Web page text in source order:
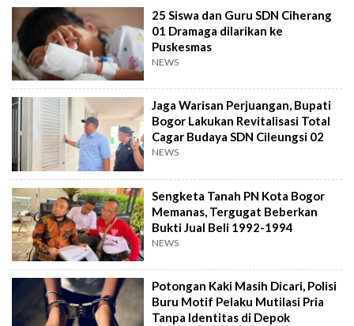
25 Siswa dan Guru SDN Ciherang
01 Dramaga dilarikan ke
Puskesmas
NEWS
Jaga Warisan Perjuangan, Bupati
Bogor Lakukan Revitalisasi Total
Cagar Budaya SDN Cileungsi 02
NEWS
Sengketa Tanah PN Kota Bogor
Memanas, Tergugat Beberkan
Bukti Jual Beli 1992-1994
NEWS
Potongan Kaki Masih Dicari, Polisi
Buru Motif Pelaku Mutilasi Pria
Tanpa Identitas di Depok